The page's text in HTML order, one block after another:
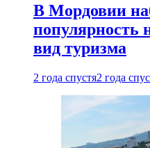
В Мордовии
популярность
вид туризма
2 года спустя2 года